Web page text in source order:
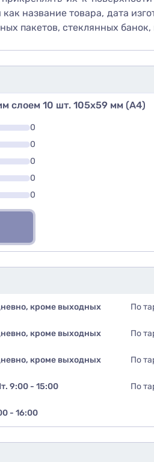
название товара, дата
пакетов, стеклянных
слоем 10 шт. 105х59 мм (А4)
0
0
0
0
0
Рекомендуете ли вы
да
кроме выходных По
кроме выходных По
кроме выходных По
9:00 - 15:00 По
- 16:00